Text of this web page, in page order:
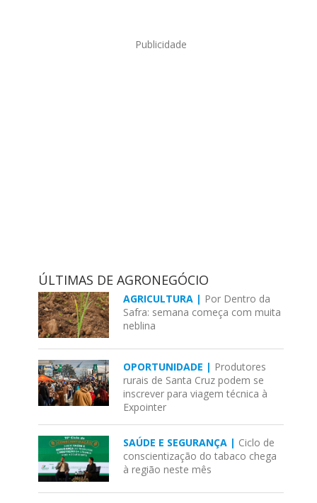
Publicidade
ÚLTIMAS DE AGRONEGÓCIO
AGRICULTURA | Por Dentro da
Safra: semana começa com muita
neblina
OPORTUNIDADE | Produtores
rurais de Santa Cruz podem se
inscrever para viagem técnica à
Expointer
SAÚDE E SEGURANÇA | Ciclo de
conscientização do tabaco chega
à região neste mês